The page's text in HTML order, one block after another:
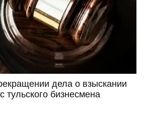
дела о взыскании
тульского бизнесмена